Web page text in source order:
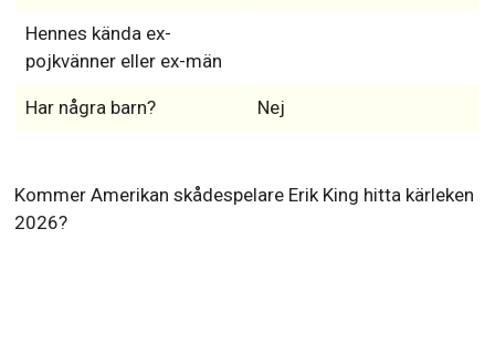
Hennes kända ex-
pojkvänner eller ex-män
Har några barn? Nej
Kommer Amerikan skådespelare Erik King hitta kärleken
2026?